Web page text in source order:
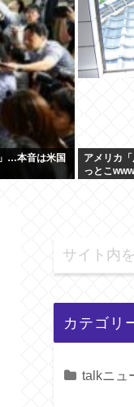
…本音は米国
アメリカ
っとこ
カテゴリ
talkニュ